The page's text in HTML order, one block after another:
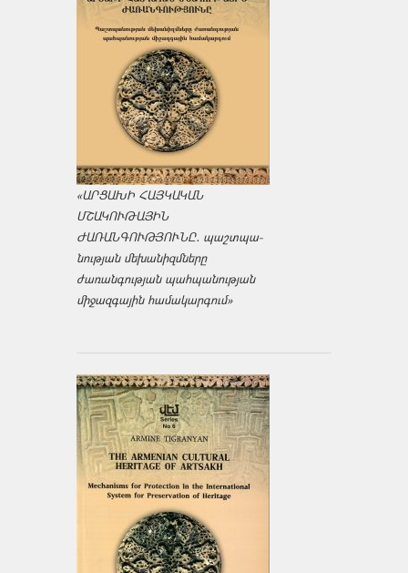
«ԱՐՑԱԽԻ ՀԱՅԿԱԿԱՆ
ՄՇԱԿՈՒԹԱՅԻՆ
ԺԱՌԱՆԳՈՒԹՅՈՒՆԸ․ պաշտպա­
նության մեխանիզմները
ժառանգության պահպանության
միջազ­գային համակարգում»